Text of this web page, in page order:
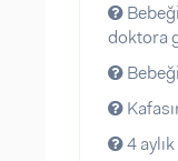
doktora
4